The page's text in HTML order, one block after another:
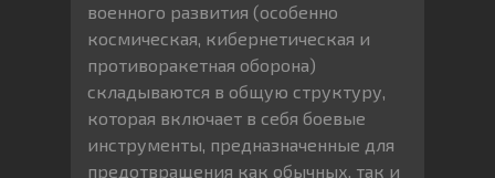
военного развития (особенно
космическая, кибернетическая и
противоракетная оборона)
складываются в общую структуру,
которая включает в себя боевые
инструменты, предназначенные для
предотвращения как обычных, так и